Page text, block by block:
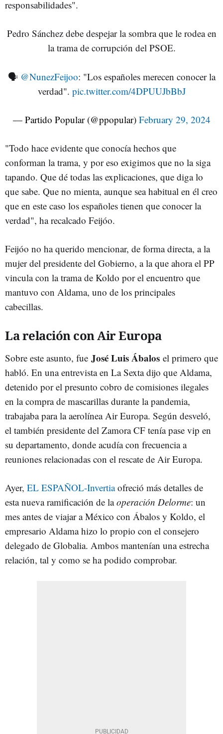
responsabilidades".
Pedro Sánchez debe despejar la sombra que le rodea en
la trama de corrupción del PSOE.
🗣️ @NunezFeijoo: "Los españoles merecen conocer la
verdad". pic.twitter.com/4DPUUJbBbJ
— Partido Popular (@ppopular) February 29, 2024
"Todo hace evidente que conocía hechos que
conforman la trama, y por eso exigimos que no la siga
tapando. Que dé todas las explicaciones, que diga lo
que sabe. Que no mienta, aunque sea habitual en él creo
que en este caso los españoles tienen que conocer la
verdad", ha recalcado Feijóo.
Feijóo no ha querido mencionar, de forma directa, a la
mujer del presidente del Gobierno, a la que ahora el PP
vincula con la trama de Koldo por el encuentro que
mantuvo con Aldama, uno de los principales
cabecillas.
La relación con Air Europa
Sobre este asunto, fue José Luis Ábalos el primero que
habló. En una entrevista en La Sexta dijo que Aldama,
detenido por el presunto cobro de comisiones ilegales
en la compra de mascarillas durante la pandemia,
trabajaba para la aerolínea Air Europa. Según desveló,
el también presidente del Zamora CF tenía pase vip en
su departamento, donde acudía con frecuencia a
reuniones relacionadas con el rescate de Air Europa.
Ayer, EL ESPAÑOL-Invertiaofreció más detalles de
esta nueva ramificación de laoperación Delorme: un
mes antes de viajar a México con Ábalos y Koldo, el
empresario Aldama hizo lo propio con el consejero
delegado de Globalia. Ambos mantenían una estrecha
relación, tal y como se ha podido comprobar.